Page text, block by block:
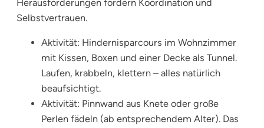
Herausforderungen fördern Koordination und
Selbstvertrauen.
Aktivität: Hindernisparcours im Wohnzimmer
mit Kissen, Boxen und einer Decke als Tunnel.
Laufen, krabbeln, klettern – alles natürlich
beaufsichtigt.
Aktivität: Pinnwand aus Knete oder große
Perlen fädeln (ab entsprechendem Alter). Das